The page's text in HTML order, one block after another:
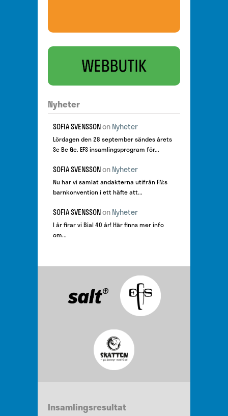
Nyheter
SOFIA SVENSSONonNyheter
Lördagen den 28 september sändes årets
Se Be Ge. EFS insamlingsprogram för...
SOFIA SVENSSONonNyheter
Nu har vi samlat andakterna utifrån FN:s
barnkonvention i ett häfte att...
SOFIA SVENSSONonNyheter
I år firar vi Bial 40 år! Här finns mer info
om...
Insamlingsresultat